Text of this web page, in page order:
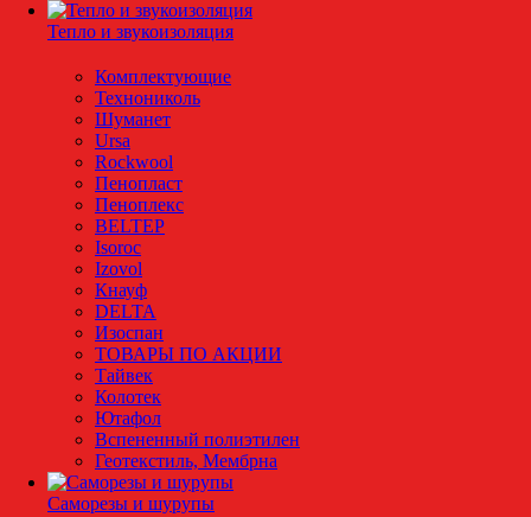
Тепло и звукоизоляция
Комплектующие
Технониколь
Шуманет
Ursa
Rockwool
Пенопласт
Пеноплекс
BELTEP
Isoroc
Izovol
Кнауф
DELTA
Изоспан
ТОВАРЫ ПО АКЦИИ
Тайвек
Колотек
Ютафол
Вспененный полиэтилен
Геотекстиль, Мембрна
Саморезы и шурупы